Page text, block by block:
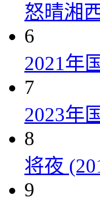
怒晴湘
6
2021年
7
2023年
8
将夜
9